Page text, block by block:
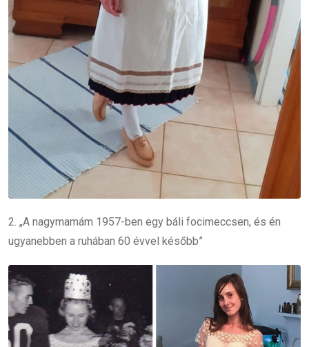
2. „A nagymamám 1957-ben egy báli focimeccsen, és én
ugyanebben a ruhában 60 évvel később”